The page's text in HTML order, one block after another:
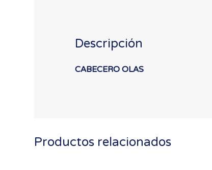
Descripción
CABECERO OLAS
Productos relacionados